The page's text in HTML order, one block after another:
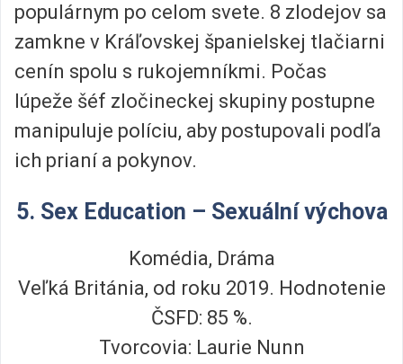
populárnym po celom svete. 8 zlodejov sa
zamkne v Kráľovskej španielskej tlačiarni
cenín spolu s rukojemníkmi. Počas
lúpeže šéf zločineckej skupiny postupne
manipuluje políciu, aby postupovali podľa
ich prianí a pokynov.
5. Sex Education – Sexuální výchova
Komédia, Dráma
Veľká Británia, od roku 2019. Hodnotenie
ČSFD: 85 %.
Tvorcovia: Laurie Nunn